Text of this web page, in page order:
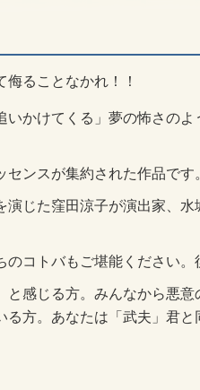
ることなかれ！！
かけてくる」夢の怖さの
ンスが集約された作品です。
演じた窪田涼子が演出家、
コトバもご堪能ください。
感じる方。みんなから悪
方。あなたは「武夫」君